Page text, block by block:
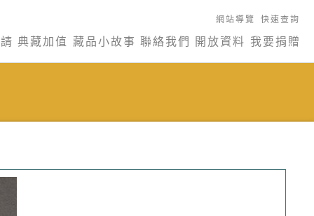
網站導覽 快速查詢
典藏加值 藏品小故事 聯絡我們 開放資料 我要捐贈